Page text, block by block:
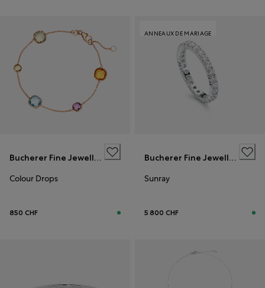
Bucherer Fine Jewellery
Colour Drops
850 CHF
ANNEAUX DE MARIAGE
Bucherer Fine Jewellery
Sunray
5 800 CHF